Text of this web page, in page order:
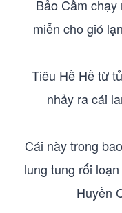
Bảo Cầm
miễn cho gió
Tiêu Hề Hề từ
nhảy ra cái
Cái này trong
lung tung rối
Huyền